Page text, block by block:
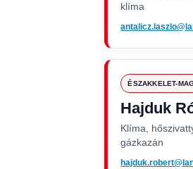
klíma
ÉSZAKKELET-
Hajduk
Klíma,
gázkazán